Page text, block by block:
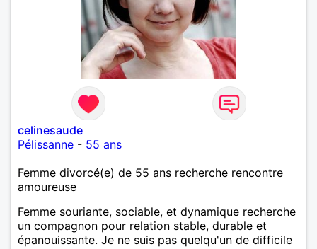
celinesaude
Pélissanne - 55 ans
Femme divorcé(e) de 55 ans recherche rencontre
amoureuse
Femme souriante, sociable, et dynamique recherche
un compagnon pour relation stable, durable et
épanouissante. Je ne suis pas quelqu'un de difficile